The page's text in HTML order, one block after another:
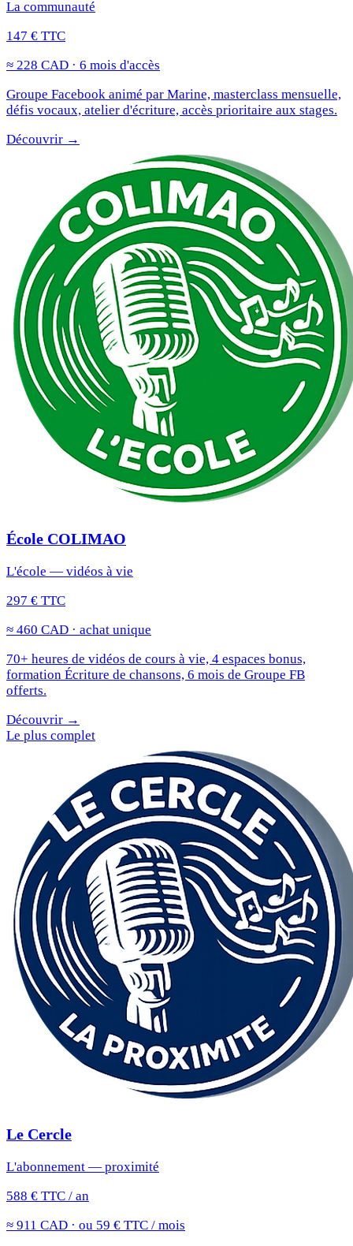
La communauté
147 € TTC
≈ 228 CAD · 6 mois d'accès
Groupe Facebook animé par Marine, masterclass mensuelle,
défis vocaux, atelier d'écriture, accès prioritaire aux stages.
Découvrir →
École COLIMAO
L'école — vidéos à vie
297 € TTC
≈ 460 CAD · achat unique
70+ heures de vidéos de cours à vie, 4 espaces bonus,
formation Écriture de chansons, 6 mois de Groupe FB
offerts.
Découvrir →
Le plus complet
Le Cercle
L'abonnement — proximité
588 € TTC / an
≈ 911 CAD · ou 59 € TTC / mois